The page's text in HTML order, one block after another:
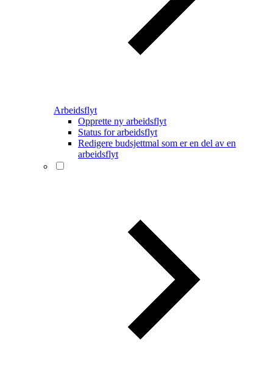
Arbeidsflyt
Opprette ny arbeidsflyt
Status for arbeidsflyt
Redigere budsjettmal som er en del av en
arbeidsflyt